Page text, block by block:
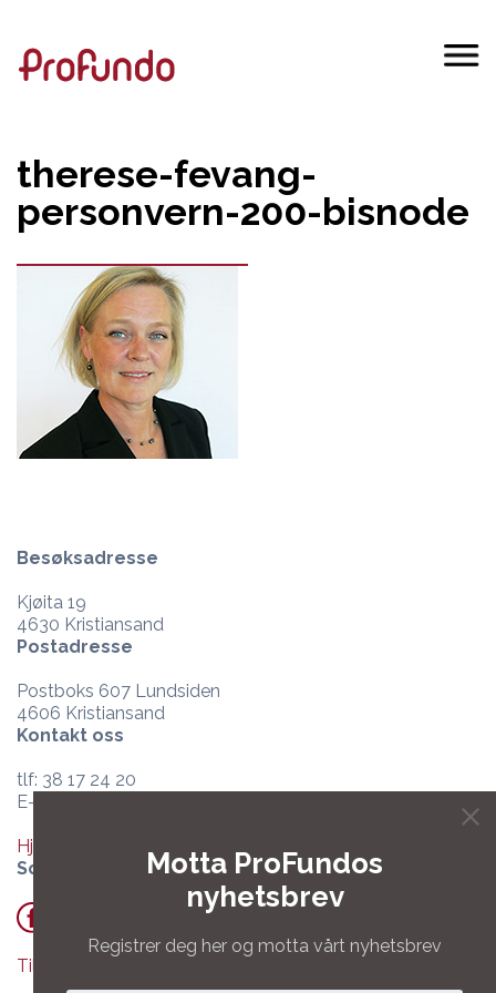
Motta ProFundos
nyhetsbrev
Registrer deg her og motta vårt nyhetsbrev
therese-fevang-
personvern-200-bisnode
Besøksadresse
Kjøita 19
4630 Kristiansand
Postadresse
Postboks 607 Lundsiden
4606 Kristiansand
Kontakt oss
tlf: 38 17 24 20
E-post:
Hjelpesenter og support
Sosiale medier
Tilgang til Teamviewer